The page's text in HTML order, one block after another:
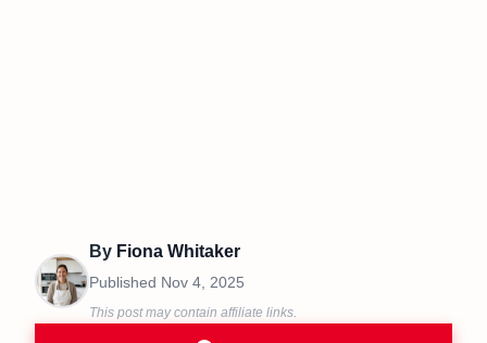
By Fiona Whitaker
Published Nov 4, 2025
This post may contain affiliate links.